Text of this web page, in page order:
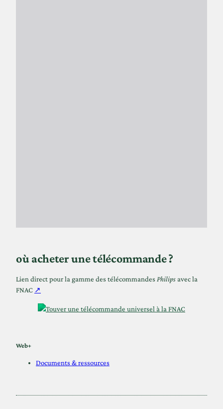
où acheter une télécommande ?
Lien direct pour la gamme des télécommandesPhilips avec la
FNAC ↗
Web+
Documents & ressources